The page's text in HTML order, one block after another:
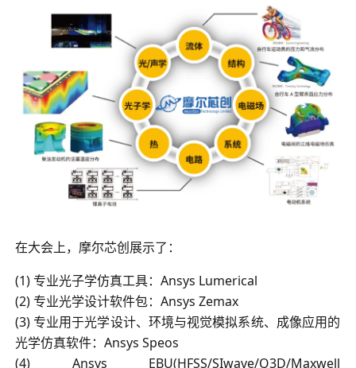
在大会上，摩尔芯创展示了：
(1) 专业光子学仿真工具：Ansys Lumerical
(2) 专业光学设计软件包：Ansys Zemax
(3) 专业用于光学设计、环境与视觉模拟系统、成像应用的
光学仿真软件：Ansys Speos
(4) Ansys EBU(HFSS/SIwave/Q3D/Maxwell